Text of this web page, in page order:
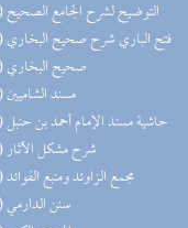
(35) التوضيح لشرح الجامع الصحيح
(30) فتح الباري شرح صحيح البخاري
(29) صحيح البخاري
(23) مسند الشاميين
(20) حاشية مسند الإمام أحمد بن حنبل
(20) شرح مشكل الآثار
(18) مجمع الزاوئد ومنبع الفوائد
(18) سنن الدارمي